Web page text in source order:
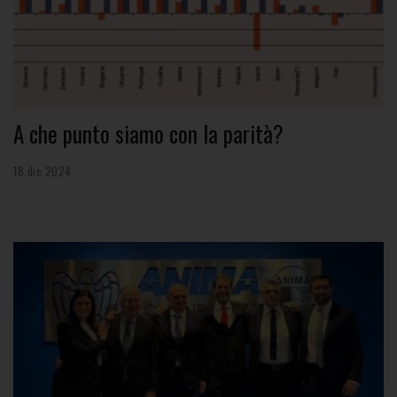
A che punto siamo con la parità?
18 dic 2024